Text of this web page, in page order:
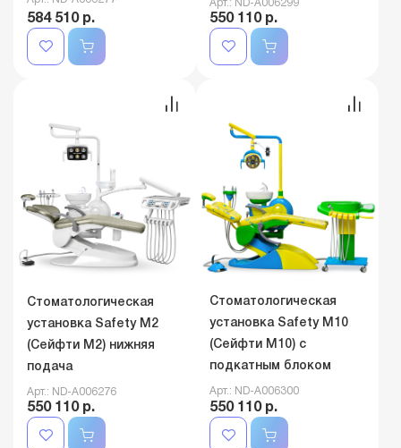
584 510 р.
Арт.: ND-A006299
550 110 р.
Стоматологическая
установка Safety M2
(Сейфти M2) нижняя
подача
Арт.: ND-A006276
550 110 р.
Стоматологическая
установка Safety M10
(Сейфти M10) с
подкатным блоком
Арт.: ND-A006300
550 110 р.